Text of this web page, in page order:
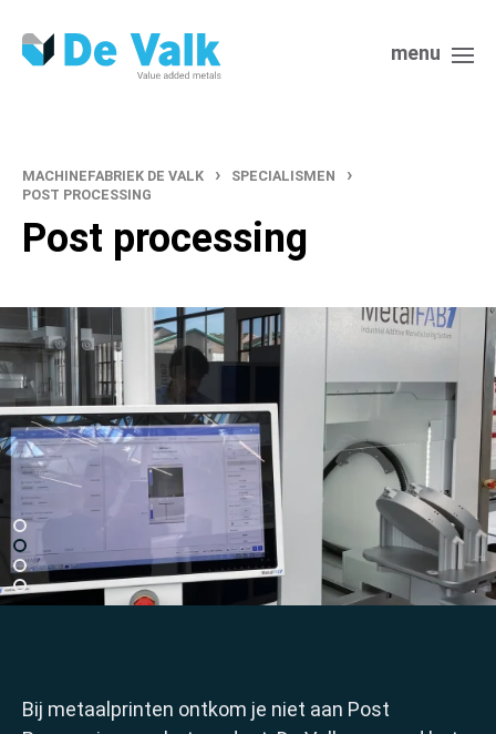
menu
MACHINEFABRIEK DE VALK › SPECIALISMEN ›
POST PROCESSING
Post processing
Bij metaalprinten ontkom je niet aan Post